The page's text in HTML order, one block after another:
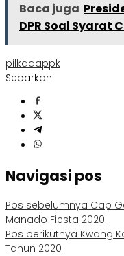
Baca juga
DPR Soal Syarat
pilkadappk
Sebarkan
Navigasi pos
Pos sebelumnya Cap
Manado Fiesta 2020
Pos berikutnya Kwang
Tahun 2020